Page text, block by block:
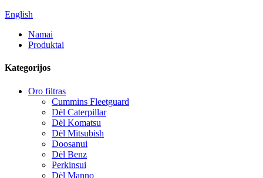
English
Namai
Produktai
Kategorijos
Oro filtras
Cummins Fleetguard
Dėl Caterpillar
Dėl Komatsu
Dėl Mitsubish
Doosanui
Dėl Benz
Perkinsui
Dėl Manno